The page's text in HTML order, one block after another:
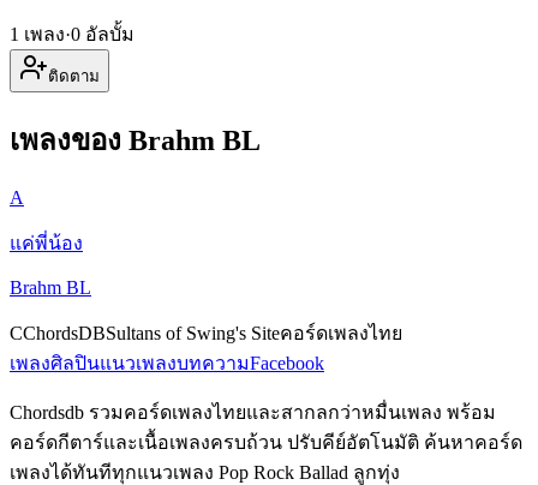
1 เพลง·0 อัลบั้ม
ติดตาม
เพลงของ Brahm BL
A
แค่พี่น้อง
Brahm BL
CChordsDBSultans of Swing's Siteคอร์ดเพลงไทย
เพลงศิลปินแนวเพลงบทความFacebook
Chordsdb รวมคอร์ดเพลงไทยและสากลกว่าหมื่นเพลง พร้อม
คอร์ดกีตาร์และเนื้อเพลงครบถ้วน ปรับคีย์อัตโนมัติ ค้นหาคอร์ด
เพลงได้ทันทีทุกแนวเพลง Pop Rock Ballad ลูกทุ่ง